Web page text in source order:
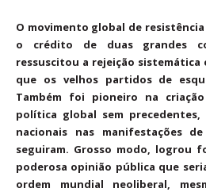
O movimento global de
o crédito de duas grandes
ressuscitou a rejeição sistemática
que os velhos partidos de
Também foi pioneiro na
política global sem
nacionais nas manifestações
seguiram. Grosso modo, logrou
poderosa opinião pública que
ordem mundial neoliberal,